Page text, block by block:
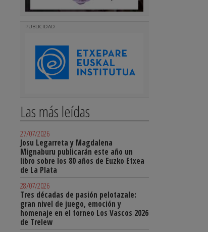
PUBLICIDAD
Las más leídas
27/07/2026
Josu Legarreta y Magdalena
Mignaburu publicarán este año un
libro sobre los 80 años de Euzko Etxea
de La Plata
28/07/2026
Tres décadas de pasión pelotazale:
gran nivel de juego, emoción y
homenaje en el torneo Los Vascos 2026
de Trelew